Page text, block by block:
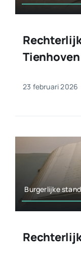
Tienhoven
23 februari 2026
Burgerlijke